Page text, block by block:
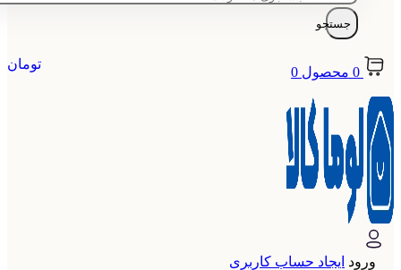
جستجو
0 محصول 0
تومان
ورود ایجاد حساب کاربری